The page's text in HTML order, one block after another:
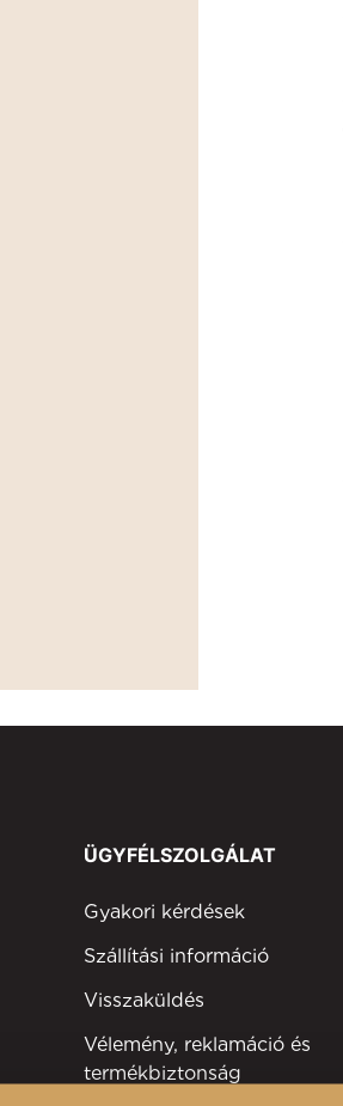
ÜGYFÉLSZOLGÁLAT
Gyakori kérdések
Szállítási információ
Visszaküldés
Vélemény, reklamáció és
termékbiztonság